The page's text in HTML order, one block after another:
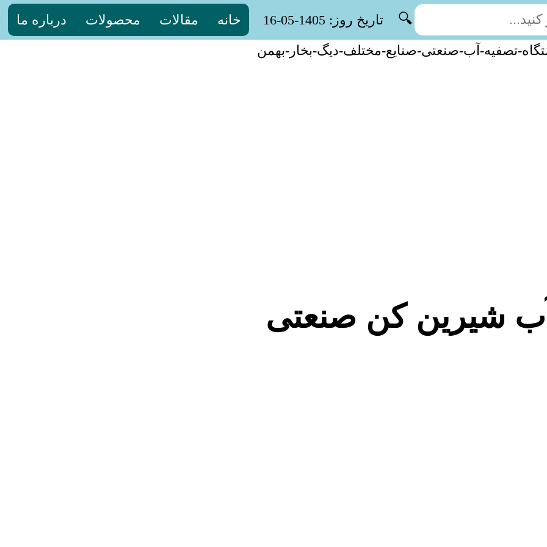
🔍 تاریخ روز: 1405-05-16 خانه مقالات محصولات درباره ما
آب شیرین کن صنعتی
تصفیه-آب-صنعتی-صنایع-مختلف-دیگ-بخار-بهمن